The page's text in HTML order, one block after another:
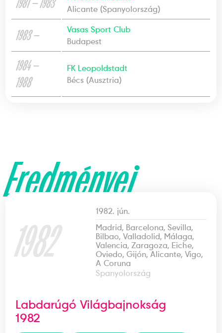
Alicante (Spanyolország)
1983 —
Vasas Sport Club
Budapest
1984 —
1988
FK Leopoldstadt
Bécs (Ausztria)
Eredményei
1982
1982. jún.
Madrid, Barcelona, Sevilla,
Bilbao, Valladolid, Málaga,
Valencia, Zaragoza, Eiche,
Oviedo, Gijón, Alicante, Vigo,
A Coruna
Spanyolország
Labdarúgó Világbajnokság
1982